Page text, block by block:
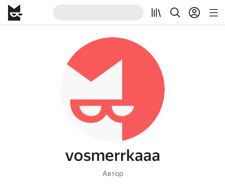
vosmerrkaaa
Автор